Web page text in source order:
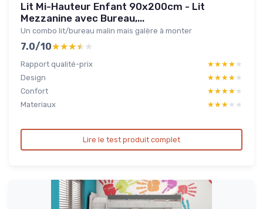
Lit Mi-Hauteur Enfant 90x200cm - Lit
Mezzanine avec Bureau,...
Un combo lit/bureau malin mais galère à monter
7.0/10★★★★★
★★★★★
Rapport qualité-prix ★★★★★
★★★★★
Design
★★★★★
★★★★★
Confort
★★★★★
★★★★★
Materiaux
★★★★★
★★★★★
Lire le test produit complet